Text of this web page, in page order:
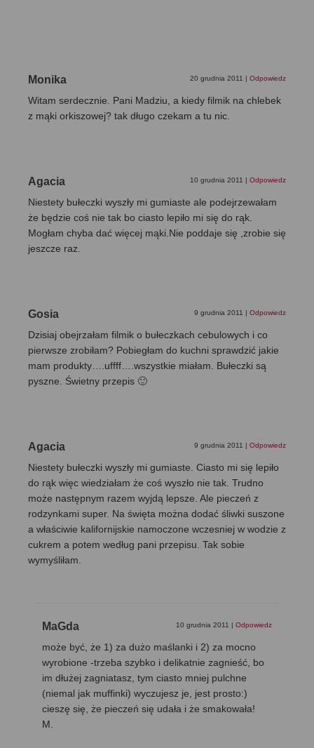
Monika 20 grudnia 2011 Odpowiedz
Witam serdecznie. Pani Madziu, a kiedy filmik na chlebek
z mąki orkiszowej? tak długo czekam a tu nic.
Agacia 10 grudnia 2011 Odpowiedz
Niestety bułeczki wyszły mi gumiaste ale podejrzewałam
że będzie coś nie tak bo ciasto lepiło mi się do rąk.
Mogłam chyba dać więcej mąki.Nie poddaje się ,zrobie się
jeszcze raz.
Gosia 9 grudnia 2011 Odpowiedz
Dzisiaj obejrzałam filmik o bułeczkach cebulowych i co
pierwsze zrobiłam? Pobiegłam do kuchni sprawdzić jakie
mam produkty….uffff….wszystkie miałam. Bułeczki są
pyszne. Świetny przepis 🙂
Agacia 9 grudnia 2011 Odpowiedz
Niestety bułeczki wyszły mi gumiaste. Ciasto mi się lepiło
do rąk więc wiedziałam że coś wyszło nie tak. Trudno
może następnym razem wyjdą lepsze. Ale pieczeń z
rodzynkami super. Na święta można dodać śliwki suszone
a właściwie kalifornijskie namoczone wczesniej w wodzie z
cukrem a potem według pani przepisu. Tak sobie
wymyśliłam.
MaGda 10 grudnia 2011 Odpowiedz
może być, że 1) za dużo maślanki i 2) za mocno
wyrobione -trzeba szybko i delikatnie zagnieść, bo
im dłużej zagniatasz, tym ciasto mniej pulchne
(niemal jak muffinki) wyczujesz je, jest prosto:)
cieszę się, że pieczeń się udała i że smakowała!
M.